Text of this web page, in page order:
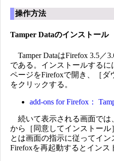
操作方法
Tamper Dataのインストール
Tamper DataはFirefox 3.5／
である。インストールするに
ページをFirefoxで開き、［
をクリックする。
add-ons for Firefox：
続いて表示される画面では
から［同意してインストー
とは画面の指示に従ってイ
Firefoxを再起動するとインス